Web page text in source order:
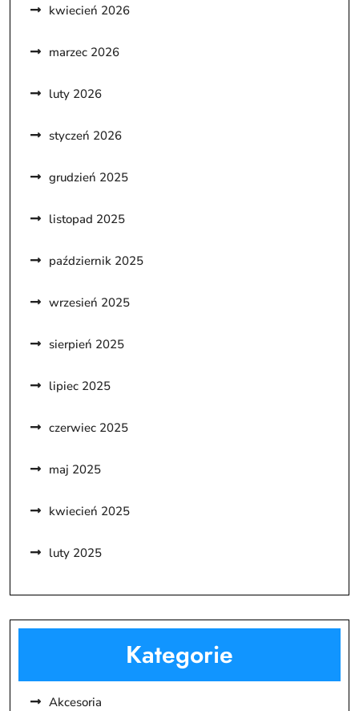
kwiecień 2026
marzec 2026
luty 2026
styczeń 2026
grudzień 2025
listopad 2025
październik 2025
wrzesień 2025
sierpień 2025
lipiec 2025
czerwiec 2025
maj 2025
kwiecień 2025
luty 2025
Kategorie
Akcesoria